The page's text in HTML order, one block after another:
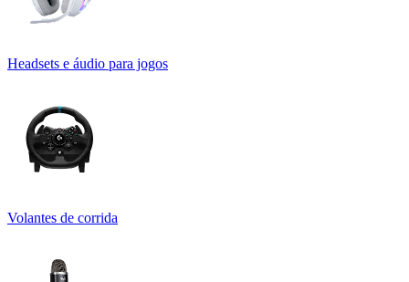
Headsets e áudio para jogos
Volantes de corrida